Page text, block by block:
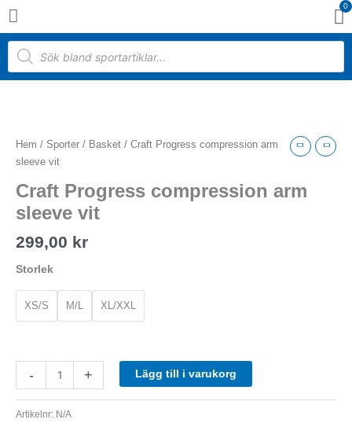
Hoppa
innehåll
0
Products
search
Hem / Sporter / Basket / Craft Progress compression arm
sleeve vit
Craft Progress compression arm
sleeve vit
299,00 kr
Storlek
XS/S M/L XL/XXL
-
compression
arm
vit
mängd
+ Lägg till i varukorg
Artikelnr: N/A